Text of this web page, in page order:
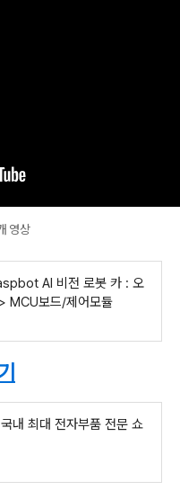
영상
AI 비전 로봇 카 : 오
MCU보드/제어모듈
내 최대 전자부품 전문 쇼